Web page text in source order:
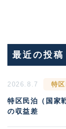
最近の投稿
2026.8.7 特
特区民泊（国家
の収益差